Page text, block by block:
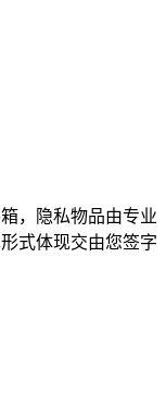
，隐私物品由专业
式体现交由您签字